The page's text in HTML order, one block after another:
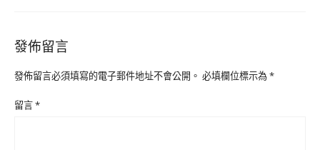
發佈留言
發佈留言必須填寫的電子郵件地址不會公開。 必填欄位標示為*
留言*